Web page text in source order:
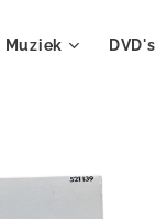
Muziek DVD's